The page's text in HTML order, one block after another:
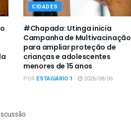
CIDADES
#Chapada: Utinga inicia
Campanha de Multivacinação
para ampliar proteção de
crianças e adolescentes
menores de 15 anos
POR ESTAGIÁRIO 1 2026/08/06